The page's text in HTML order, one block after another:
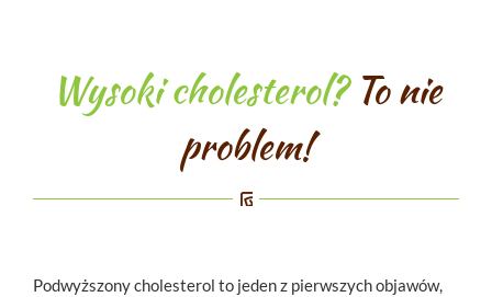
Wysoki cholesterol? To nie
problem!
Podwyższony cholesterol to jeden z pierwszych objawów,